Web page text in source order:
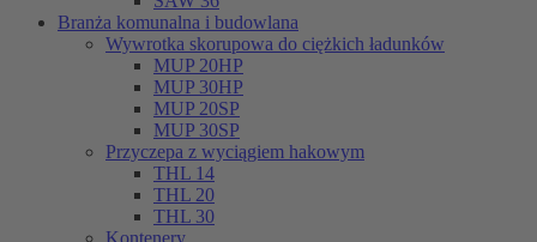
Branża komunalna i budowlana
Wywrotka skorupowa do ciężkich ładunków
MUP 20HP
MUP 30HP
MUP 20SP
MUP 30SP
Przyczepa z wyciągiem hakowym
THL 14
THL 20
THL 30
Kontenery